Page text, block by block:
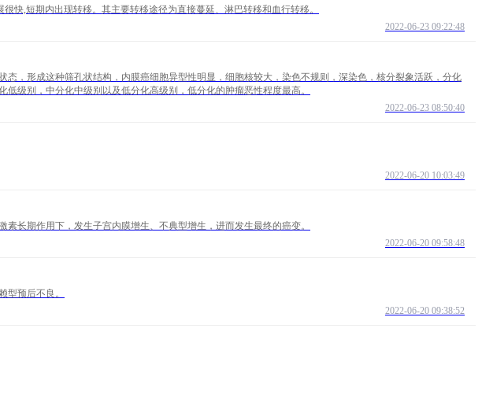
快,短期内出现转移。其主要转移途径为直接蔓延、淋巴转移和血行转移。
2022-06-23 09:22:48
，形成这种筛孔状结构，内膜癌细胞异型性明显，细胞核较大，染色不规则，深染色，核分裂象活跃，分化
级别，中分化中级别以及低分化高级别，低分化的肿瘤恶性程度最高。
2022-06-23 08:50:40
2022-06-20 10:03:49
长期作用下，发生子宫内膜增生、不典型增生，进而发生最终的癌变。
2022-06-20 09:58:48
型预后不良。
2022-06-20 09:38:52